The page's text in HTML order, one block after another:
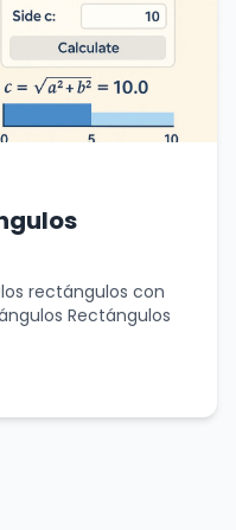
rectángulos con
Rectángulos